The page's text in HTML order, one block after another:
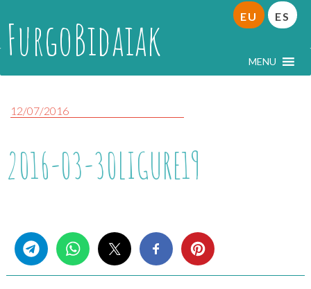
FurgoBidaiak MENU
EU ES
12/07/2016
2016-03-30LIGURE19